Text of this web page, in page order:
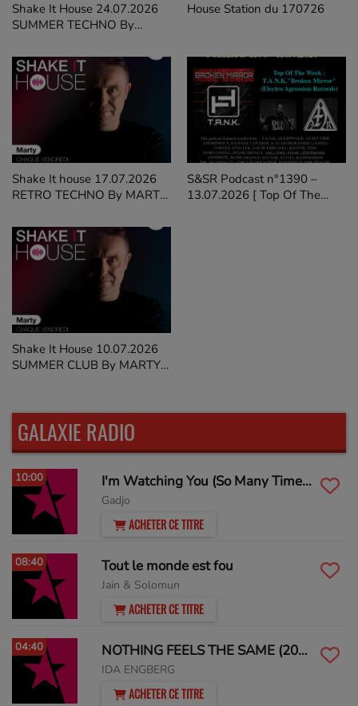
Shake It House 24.07.2026
SUMMER TECHNO By
GALAXIERADIO
House Station du 170726
Shake It house 17.07.2026
RETRO TECHNO By MARTY
Galaxieradio
S&SR Podcast n°1390 –
13.07.2026 [ Top Of The
Shake It House 10.07.2026
SUMMER CLUB By MARTY
GALAXIE RADIO
10:00 I'm Watching You (So Many Times) (Sean Finn Remix)
Gadjo
ACHETER CE TITRE
08:40 Tout le monde est fou
Jain & Solomun
ACHETER CE TITRE
04:40 NOTHING FEELS THE SAME (2025)
IDA ENGBERG
ACHETER CE TITRE